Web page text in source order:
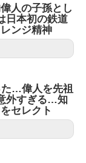
人の子孫とし
日本初の鉄道
ンジ精神
…偉人を先祖
外すぎる…知
セレクト